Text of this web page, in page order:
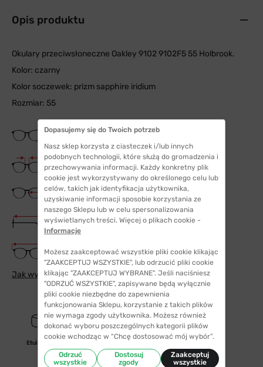
Opis produktu
Okulary przeciwsłoneczne Oakley 9102 9102F5 55 Holbrook.
Kolor: czarny
Kolor soczewek: prizm sapphire iridium
Rozmiar: 55
Wysokość soczewki
Szerokość mostka
18 mm
Szerokość szkła
55 mm
Długość zauszników
137 mm
149 mm
Jak wybrać odpowiedni rozmiar
Etui/woreczek
Dopasujemy się do Twoich potrzeb
Nasz sklep korzysta z ciasteczek i/lub innych
podobnych technologii, które służą do gromadzenia i
przechowywania informacji. Każdy konkretny plik
cookie jest wykorzystywany do określonego celu lub
celów, takich jak identyfikacja użytkownika,
uzyskiwanie informacji sposobie korzystania ze
naszego Sklepu lub w celu spersonalizowania
wyświetlanych treści. Więcej o plikach cookie -
Informacje
Możesz zaakceptować wszystkie pliki cookie klikając
"ZAAKCEPTUJ WSZYSTKIE", lub odrzucić pliki cookie
klikając "ZAAKCEPTUJ WYBRANE". Jeśli naciśniesz
"ODRZUĆ WSZYSTKIE", zapisywane będą wyłącznie
pliki cookie niezbędne do zapewnienia
funkcjonowania Sklepu, korzystanie z takich plików
nie wymaga zgody użytkownika. Możesz również
dokonać wyboru poszczególnych kategorii plików
cookie wchodząc w “Chcę dostosować mój wybór”.
Odrzuć
wszystkie
Dostosuj
zgody
Zaakceptuj
wszystkie